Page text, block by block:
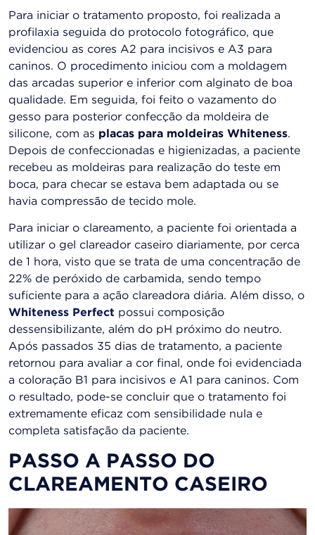
Para iniciar o tratamento proposto, foi realizada a
profilaxia seguida do protocolo fotográfico, que
evidenciou as cores A2 para incisivos e A3 para
caninos. O procedimento iniciou com a moldagem
das arcadas superior e inferior com alginato de boa
qualidade. Em seguida, foi feito o vazamento do
gesso para posterior confecção da moldeira de
silicone, com as placas para moldeiras Whiteness.
Depois de confeccionadas e higienizadas, a paciente
recebeu as moldeiras para realização do teste em
boca, para checar se estava bem adaptada ou se
havia compressão de tecido mole.
Para iniciar o clareamento, a paciente foi orientada a
utilizar o gel clareador caseiro diariamente, por cerca
de 1 hora, visto que se trata de uma concentração de
22% de peróxido de carbamida, sendo tempo
suficiente para a ação clareadora diária. Além disso, o
Whiteness Perfect possui composição
dessensibilizante, além do pH próximo do neutro.
Após passados 35 dias de tratamento, a paciente
retornou para avaliar a cor final, onde foi evidenciada
a coloração B1 para incisivos e A1 para caninos. Com
o resultado, pode-se concluir que o tratamento foi
extremamente eficaz com sensibilidade nula e
completa satisfação da paciente.
PASSO A PASSO DO
CLAREAMENTO CASEIRO